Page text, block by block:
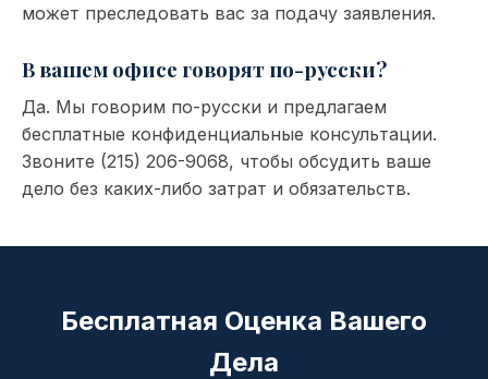
может преследовать вас за подачу заявления.
В вашем офисе говорят по-русски?
Да. Мы говорим по-русски и предлагаем
бесплатные конфиденциальные консультации.
Звоните (215) 206-9068, чтобы обсудить ваше
дело без каких-либо затрат и обязательств.
Бесплатная Оценка Вашего
Дела